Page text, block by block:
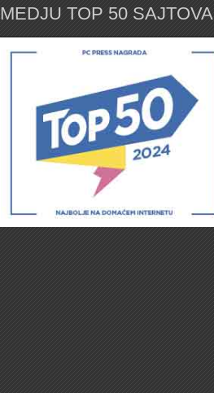
MEDJU TOP 50 SAJTOVA